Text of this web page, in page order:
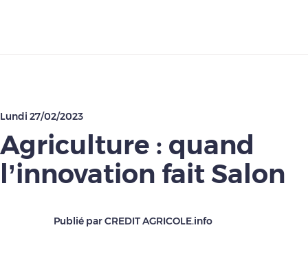
Lundi 27/02/2023
Agriculture : quand
l’innovation fait Salon
Publié par CREDIT AGRICOLE.info